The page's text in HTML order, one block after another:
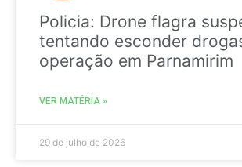
Policia: Drone flagra
tentando esconder
operação em Parnamirim
VER MATÉRIA »
29 de julho de 2026